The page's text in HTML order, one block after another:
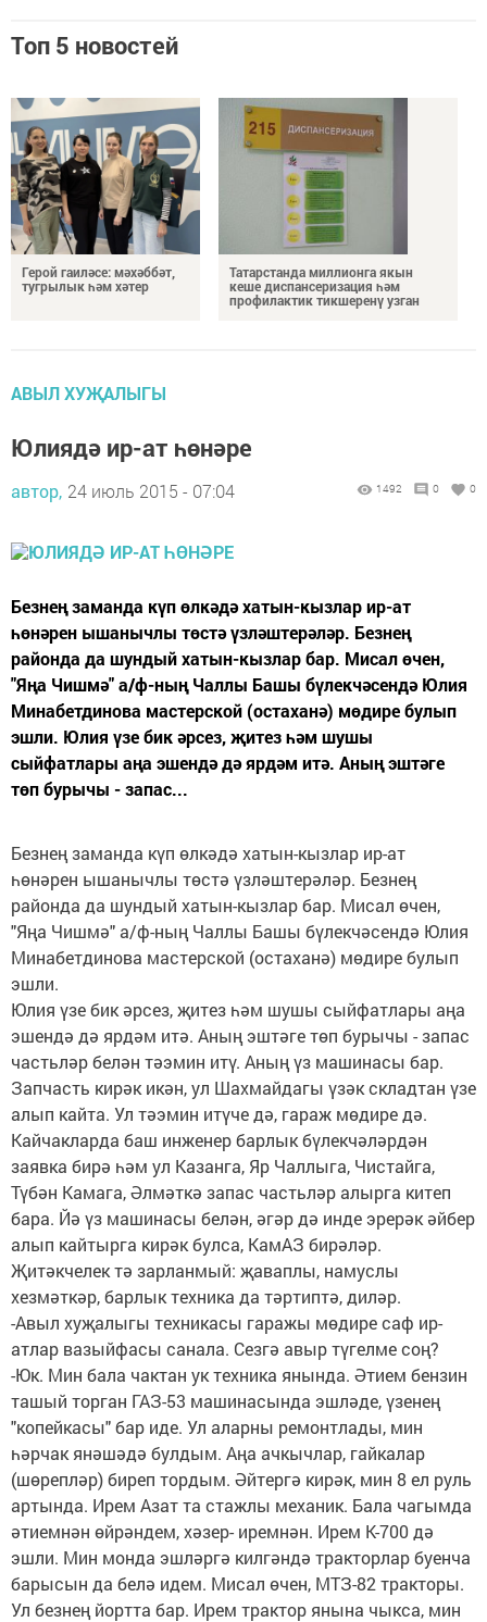
Топ 5 новостей
Герой гаиләсе: мәхәббәт,
тугрылык һәм хәтер
Татарстанда миллионга якын
кеше диспансеризация һәм
профилактик тикшеренү узган
АВЫЛ ХУҖАЛЫГЫ
Юлиядә ир-ат һөнәре
автор, 24 июль 2015 - 07:04 1492 0 0
Безнең заманда күп өлкәдә хатын-кызлар ир-ат
һөнәрен ышанычлы төстә үзләштерәләр. Безнең
районда да шундый хатын-кызлар бар. Мисал өчен,
"Яңа Чишмә" а/ф-ның Чаллы Башы бүлекчәсендә Юлия
Минабетдинова мастерской (остаханә) мөдире булып
эшли. Юлия үзе бик әрсез, җитез һәм шушы
сыйфатлары аңа эшендә дә ярдәм итә. Аның эштәге
төп бурычы - запас...
Безнең заманда күп өлкәдә хатын-кызлар ир-ат
һөнәрен ышанычлы төстә үзләштерәләр. Безнең
районда да шундый хатын-кызлар бар. Мисал өчен,
"Яңа Чишмә" а/ф-ның Чаллы Башы бүлекчәсендә Юлия
Минабетдинова мастерской (остаханә) мөдире булып
эшли.
Юлия үзе бик әрсез, җитез һәм шушы сыйфатлары аңа
эшендә дә ярдәм итә. Аның эштәге төп бурычы - запас
частьләр белән тәэмин итү. Аның үз машинасы бар.
Запчасть кирәк икән, ул Шахмайдагы үзәк складтан үзе
алып кайта. Ул тәэмин итүче дә, гараж мөдире дә.
Кайчакларда баш инженер барлык бүлекчәләрдән
заявка бирә һәм ул Казанга, Яр Чаллыга, Чистайга,
Түбән Камага, Әлмәткә запас частьләр алырга китеп
бара. Йә үз машинасы белән, әгәр дә инде эрерәк әйбер
алып кайтырга кирәк булса, КамАЗ бирәләр.
Җитәкчелек тә зарланмый: җаваплы, намуслы
хезмәткәр, барлык техника да тәртиптә, диләр.
-Авыл хуҗалыгы техникасы гаражы мөдире саф ир-
атлар вазыйфасы санала. Сезгә авыр түгелме соң?
-Юк. Мин бала чактан ук техника янында. Әтием бензин
ташый торган ГАЗ-53 машинасында эшләде, үзенең
"копейкасы" бар иде. Ул аларны ремонтлады, мин
һәрчак янәшәдә булдым. Аңа ачкычлар, гайкалар
(шөрепләр) биреп тордым. Әйтергә кирәк, мин 8 ел руль
артында. Ирем Азат та стажлы механик. Бала чагымда
әтиемнән өйрәндем, хәзер- иремнән. Ирем К-700 дә
эшли. Мин монда эшләргә килгәндә тракторлар буенча
барысын да белә идем. Мисал өчен, МТЗ-82 тракторы.
Ул безнең йортта бар. Ирем трактор янына чыкса, мин